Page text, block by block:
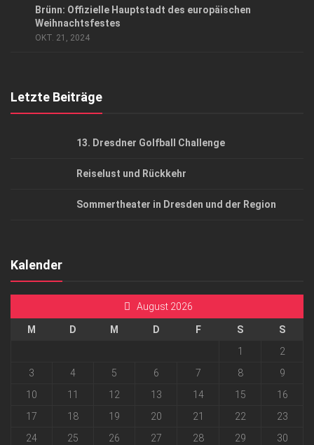
AGB
Brünn: Offizielle Hauptstadt des europäischen
Weih­nachts­festes
OKT. 21, 2024
Letzte Beiträge
13. Dresdner Golfball Challenge
Reiselust und Rückkehr
Sommertheater in Dresden und der Region
Kalender
August 2026
M D M D F S
S
1
2
3
4 5 6 7 8
9
10
11 12 13 14 15
16
17
18 19 20 21 22
23
24
25 26 27 28 29
30